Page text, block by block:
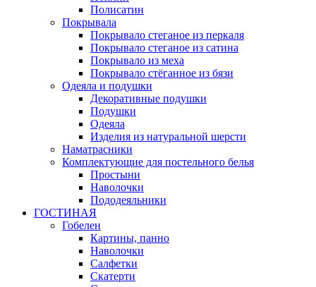
Полисатин
Покрывала
Покрывало стеганое из перкаля
Покрывало стеганое из сатина
Покрывало из меха
Покрывало стёганное из бязи
Одеяла и подушки
Декоративные подушки
Подушки
Одеяла
Изделия из натуральной шерсти
Наматраcники
Комплектующие для постельного белья
Простыни
Наволочки
Пододеяльники
ГОСТИНАЯ
Гобелен
Картины, панно
Наволочки
Салфетки
Скатерти